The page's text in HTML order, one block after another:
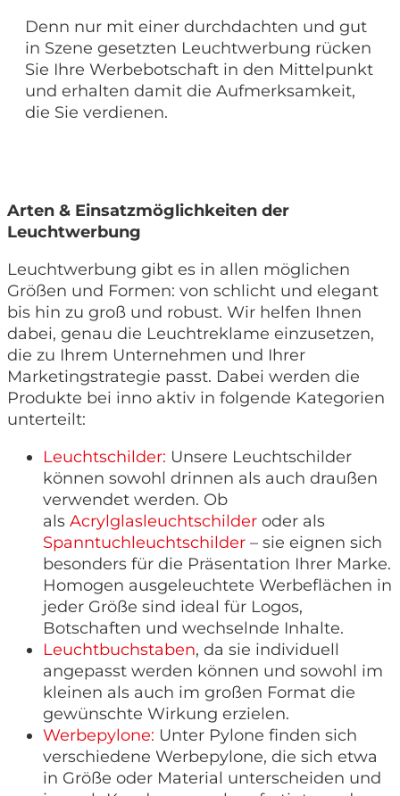
Denn nur mit einer durchdachten und gut
in Szene gesetzten Leuchtwerbung rücken
Sie Ihre Werbebotschaft in den Mittelpunkt
und erhalten damit die Aufmerksamkeit,
die Sie verdienen.
Arten & Einsatzmöglichkeiten der
Leuchtwerbung
Leuchtwerbung gibt es in allen möglichen
Größen und Formen: von schlicht und elegant
bis hin zu groß und robust. Wir helfen Ihnen
dabei, genau die Leuchtreklame einzusetzen,
die zu Ihrem Unternehmen und Ihrer
Marketingstrategie passt. Dabei werden die
Produkte bei inno aktiv in folgende Kategorien
unterteilt:
Leuchtschilder: Unsere Leuchtschilder
können sowohl drinnen als auch draußen
verwendet werden. Ob
als Acrylglasleuchtschilder oder als
Spanntuchleuchtschilder – sie eignen sich
besonders für die Präsentation Ihrer Marke.
Homogen ausgeleuchtete Werbeflächen in
jeder Größe sind ideal für Logos,
Botschaften und wechselnde Inhalte.
Leuchtbuchstaben, da sie individuell
angepasst werden können und sowohl im
kleinen als auch im großen Format die
gewünschte Wirkung erzielen.
Werbepylone: Unter Pylone finden sich
verschiedene Werbepylone, die sich etwa
in Größe oder Material unterscheiden und